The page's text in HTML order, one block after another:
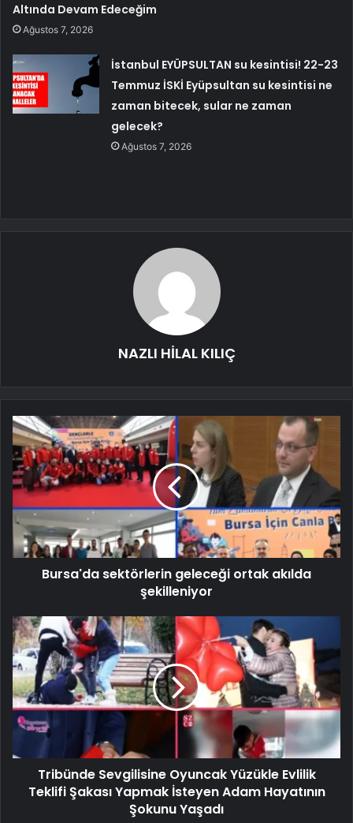
Altında Devam Edeceğim
Ağustos 7, 2026
İstanbul EYÜPSULTAN su kesintisi! 22-23
Temmuz İSKİ Eyüpsultan su kesintisi ne
zaman bitecek, sular ne zaman
gelecek?
Ağustos 7, 2026
NAZLI HİLAL KILIÇ
Bursa'da sektörlerin geleceği ortak akılda
şekilleniyor
Tribünde Sevgilisine Oyuncak Yüzükle Evlilik
Teklifi Şakası Yapmak İsteyen Adam Hayatının
Şokunu Yaşadı